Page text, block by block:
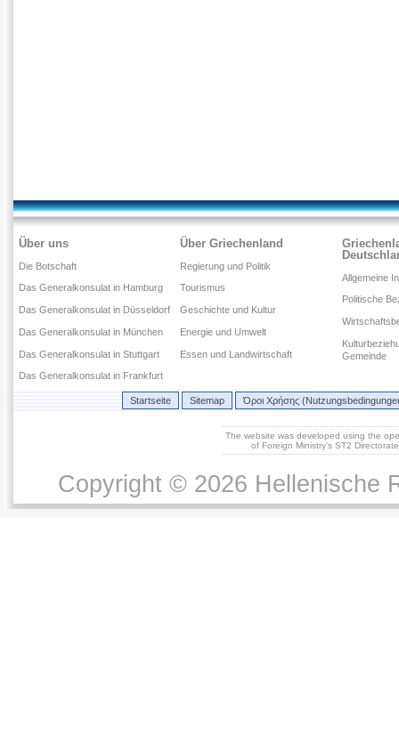
Über uns
Die Botschaft
Das Generalkonsulat in Hamburg
Das Generalkonsulat in Düsseldorf
Das Generalkonsulat in München
Das Generalkonsulat in Stuttgart
Das Generalkonsulat in Frankfurt
Über Griechenland
Regierung und Politik
Tourismus
Geschichte und Kultur
Energie und Umwelt
Essen und Landwirtschaft
Allgemeine
Politische
Gemeinde
Startseite Sitemap Όροι Χρήσης
The website was developed using the
of Foreign Ministry's ST2
Copyright © 2026 Hellenische